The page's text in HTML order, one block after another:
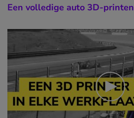
Een volledige auto 3D-printen